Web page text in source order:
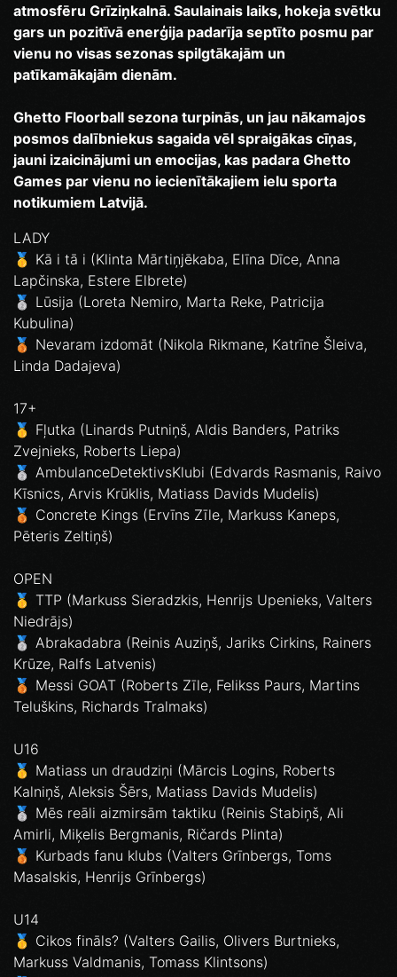
atmosfēru Grīziņkalnā. Saulainais laiks, hokeja svētku
gars un pozitīvā enerģija padarīja septīto posmu par
vienu no visas sezonas spilgtākajām un
patīkamākajām dienām.
Ghetto Floorball sezona turpinās, un jau nākamajos
posmos dalībniekus sagaida vēl spraigākas cīņas,
jauni izaicinājumi un emocijas, kas padara Ghetto
Games par vienu no iecienītākajiem ielu sporta
notikumiem Latvijā.
LADY
🥇 Kā i tā i (Klinta Mārtiņjēkaba, Elīna Dīce, Anna
Lapčinska, Estere Elbrete)
🥈 Lūsija (Loreta Nemiro, Marta Reke, Patricija
Kubulina)
🥉 Nevaram izdomāt (Nikola Rikmane, Katrīne Šleiva,
Linda Dadajeva)
17+
🥇 Fļutka (Linards Putniņš, Aldis Banders, Patriks
Zvejnieks, Roberts Liepa)
🥈 AmbulanceDetektivsKlubi (Edvards Rasmanis, Raivo
Kīsnics, Arvis Krūklis, Matiass Davids Mudelis)
🥉 Concrete Kings (Ervīns Zīle, Markuss Kaneps,
Pēteris Zeltiņš)
OPEN
🥇 TTP (Markuss Sieradzkis, Henrijs Upenieks, Valters
Niedrājs)
🥈 Abrakadabra (Reinis Auziņš, Jariks Cirkins, Rainers
Krūze, Ralfs Latvenis)
🥉 Messi GOAT (Roberts Zīle, Felikss Paurs, Martins
Teluškins, Richards Tralmaks)
U16
🥇 Matiass un draudziņi (Mārcis Logins, Roberts
Kalniņš, Aleksis Šērs, Matiass Davids Mudelis)
🥈 Mēs reāli aizmirsām taktiku (Reinis Stabiņš, Ali
Amirli, Miķelis Bergmanis, Ričards Plinta)
🥉 Kurbads fanu klubs (Valters Grīnbergs, Toms
Masalskis, Henrijs Grīnbergs)
U14
🥇 Cikos fināls? (Valters Gailis, Olivers Burtnieks,
Markuss Valdmanis, Tomass Klintsons)